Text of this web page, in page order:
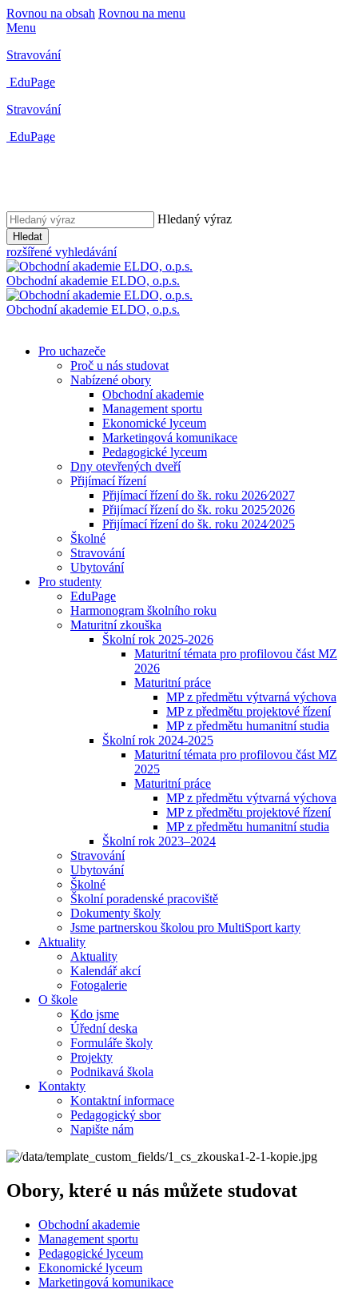
Rovnou na obsah Rovnou na menu
Menu
Stravování
EduPage
Stravování
EduPage
Hledaný výraz
Hledat
rozšířené vyhledávání
Obchodní akademie ELDO, o.p.s.
Obchodní akademie ELDO, o.p.s.
Pro uchazeče
Proč u nás studovat
Nabízené obory
Obchodní akademie
Management sportu
Ekonomické lyceum
Marketingová komunikace
Pedagogické lyceum
Dny otevřených dveří
Přijímací řízení
Přijímací řízení do šk. roku 2026⁄2027
Přijímací řízení do šk. roku 2025⁄2026
Přijímací řízení do šk. roku 2024⁄2025
Školné
Stravování
Ubytování
Pro studenty
EduPage
Harmonogram školního roku
Maturitní zkouška
Školní rok 2025-2026
Maturitní témata pro profilovou část MZ
2026
Maturitní práce
MP z předmětu výtvarná výchova
MP z předmětu projektové řízení
MP z předmětu humanitní studia
Školní rok 2024-2025
Maturitní témata pro profilovou část MZ
2025
Maturitní práce
MP z předmětu výtvarná výchova
MP z předmětu projektové řízení
MP z předmětu humanitní studia
Školní rok 2023–2024
Stravování
Ubytování
Školné
Školní poradenské pracoviště
Dokumenty školy
Jsme partnerskou školou pro MultiSport karty
Aktuality
Aktuality
Kalendář akcí
Fotogalerie
O škole
Kdo jsme
Úřední deska
Formuláře školy
Projekty
Podnikavá škola
Kontakty
Kontaktní informace
Pedagogický sbor
Napište nám
Obory, které u nás můžete studovat
Obchodní akademie
Management sportu
Pedagogické lyceum
Ekonomické lyceum
Marketingová komunikace